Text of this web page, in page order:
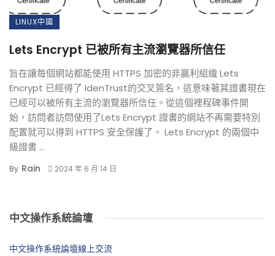
LINUX中國
Lets Encrypt 已被所有主流瀏覽器所信任
旨在讓每個網站都能使用 HTTPS 加密的非贏利組織 Lets
Encrypt 已經得了 IdenTrust的交叉簽名，這意味著其證書現在
已經可以被所有主流的瀏覽器所信任。從這個裡程碑事件開
始，訪問者訪問使用了Lets Encrypt 證書的網站不再需要特別
配置就可以得到 HTTPS 安全保護了。 Lets Encrypt 的兩個中
級證書 ...
By Rain 2024 年 6 月 14 日
中文操作系統論壇
中文操作系統論壇線上交流